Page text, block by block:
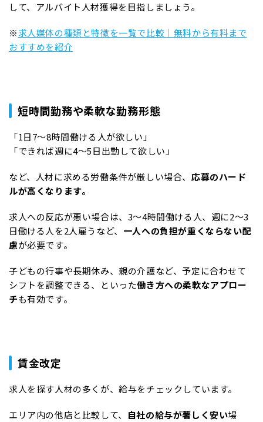
して、アルバイト人材獲得を目指しましょう。
※求人媒体の種類と特徴を一覧で比較｜無料から有料まで
おすすめを紹介
短時間勤務や柔軟な勤務形態
「1日7～8時間働ける人が欲しい」
「できれば週に4～5日出勤して欲しい」
など、人材に求める労働条件が厳しい場合、応募のハード
ルが高くなります。
求人への反応が悪い場合は、3～4時間働ける人、週に2～3
日働ける人を2人雇うなど、 一人への負担が重くならない配
慮が必要です。
子どもの行事や長期休み、親の介護など、予定に合わせて
シフトを調整できる、といった働き方への柔軟なアプロー
チも有効です。
賃金改定
求人を探す人材の多くが、給与をチェックしています。
エリア内の他店と比較して、 自社の給与が著しく安い場